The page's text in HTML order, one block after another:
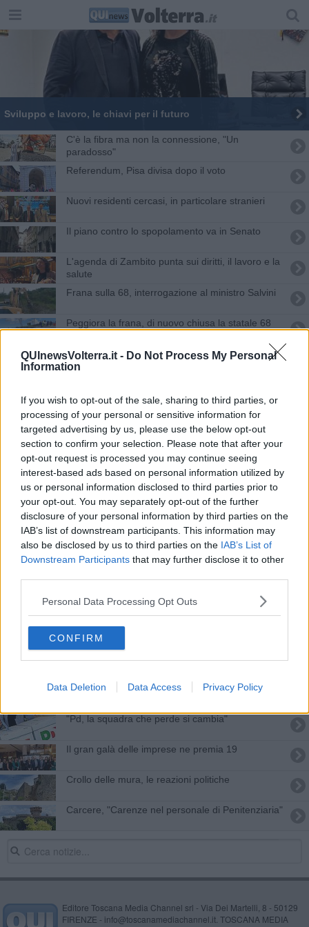
QUInewsVolterra.it - Do Not Process My Personal
Information
If you wish to opt-out of the sale, sharing to third parties, or
processing of your personal or sensitive information for
targeted advertising by us, please use the below opt-out
section to confirm your selection. Please note that after your
opt-out request is processed you may continue seeing
interest-based ads based on personal information utilized by
us or personal information disclosed to third parties prior to
your opt-out. You may separately opt-out of the further
disclosure of your personal information by third parties on the
IAB’s list of downstream participants. This information may
also be disclosed by us to third parties on the IAB’s List of
Downstream Participants that may further disclose it to other
Personal Data Processing Opt Outs
CONFIRM
Data Deletion Data Access Privacy Policy
Sviluppo e lavoro, le chiavi per il futuro
C'è la fibra ma non la connessione, "Un
paradosso"
Referendum, Pisa divisa dopo il voto
Nuovi residenti cercasi, in particolare stranieri
Il piano contro lo spopolamento va in Senato
L'agenda di Zambito punta sui diritti, il lavoro e la
salute
Frana sulla 68, interrogazione al ministro Salvini
Peggiora la frana, di nuovo chiusa la statale 68
Pieroni, "una candidatura sostenuta dai territori"
Letta segretario, svolta anche per il Pd pisano?
Casa e ambiente, un incontro con Chiara Braga
Sfratti esecutivi, due mesi di tregua
La festa provinciale de L'Unità è a Perignano
"Commissariato, serve più personale"
Mazzeo assolto, la vicinanza dei sindaci dem
Dal Pd pisano una rosa di 5 nomi per il
Parlamento
"Il Governo nega risorse ai Comuni geotermici"
Ferrante, "Agrivoltaico distruggerebbe il
"Pd, la squadra che perde si cambia"
Il gran galà delle imprese ne premia 19
Crollo delle mura, le reazioni politiche
Carcere, "Carenze nel personale di Penitenziaria"
Editore Toscana Media Channel srl - Via Dei Martelli, 8 - 50129
FIRENZE - info@toscanamediachannel.it. TOSCANA MEDIA